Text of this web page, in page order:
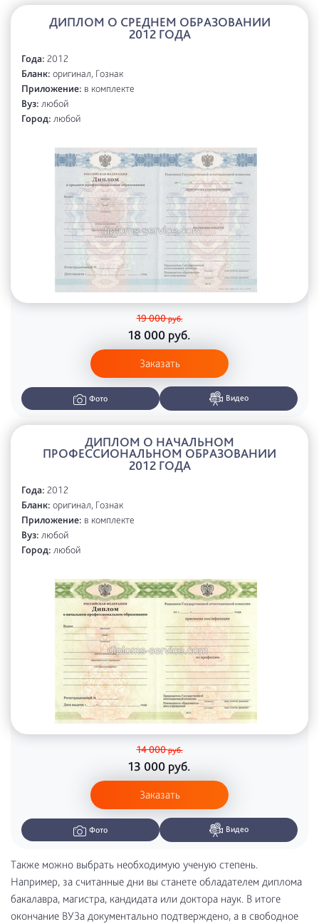
ДИПЛОМ О СРЕДНЕМ ОБРАЗОВАНИИ
2012 ГОДА
Года: 2012
Бланк: оригинал, Гознак
Приложение: в комплекте
Вуз: любой
Город: любой
19 000руб.
18 000 руб.
Заказать
Фото Видео
ДИПЛОМ О НАЧАЛЬНОМ
ПРОФЕССИОНАЛЬНОМ ОБРАЗОВАНИИ
2012 ГОДА
Года: 2012
Бланк: оригинал, Гознак
Приложение: в комплекте
Вуз: любой
Город: любой
14 000руб.
13 000 руб.
Заказать
Фото Видео
Также можно выбрать необходимую ученую степень.
Например, за считанные дни вы станете обладателем диплома
бакалавра, магистра, кандидата или доктора наук. В итоге
окончание ВУЗа документально подтверждено, а в свободное